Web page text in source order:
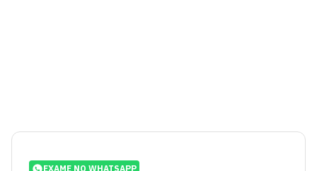
EXAME NO WHATSAPP